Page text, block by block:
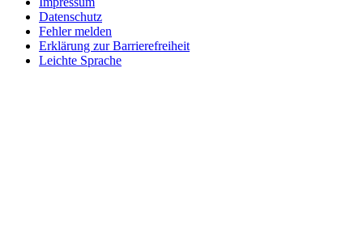
Datenschutz
Fehler melden
Erklärung zur Barrierefreiheit
Leichte Sprache